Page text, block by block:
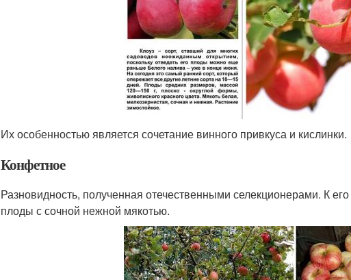
Их особенностью является сочетание винного привкуса и кислинки.
Конфетное
Разновидность, полученная отечественными селекционерами. К
плоды с сочной нежной мякотью.